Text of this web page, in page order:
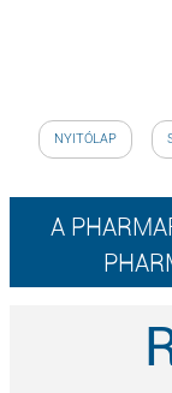
NYITÓLAP
A